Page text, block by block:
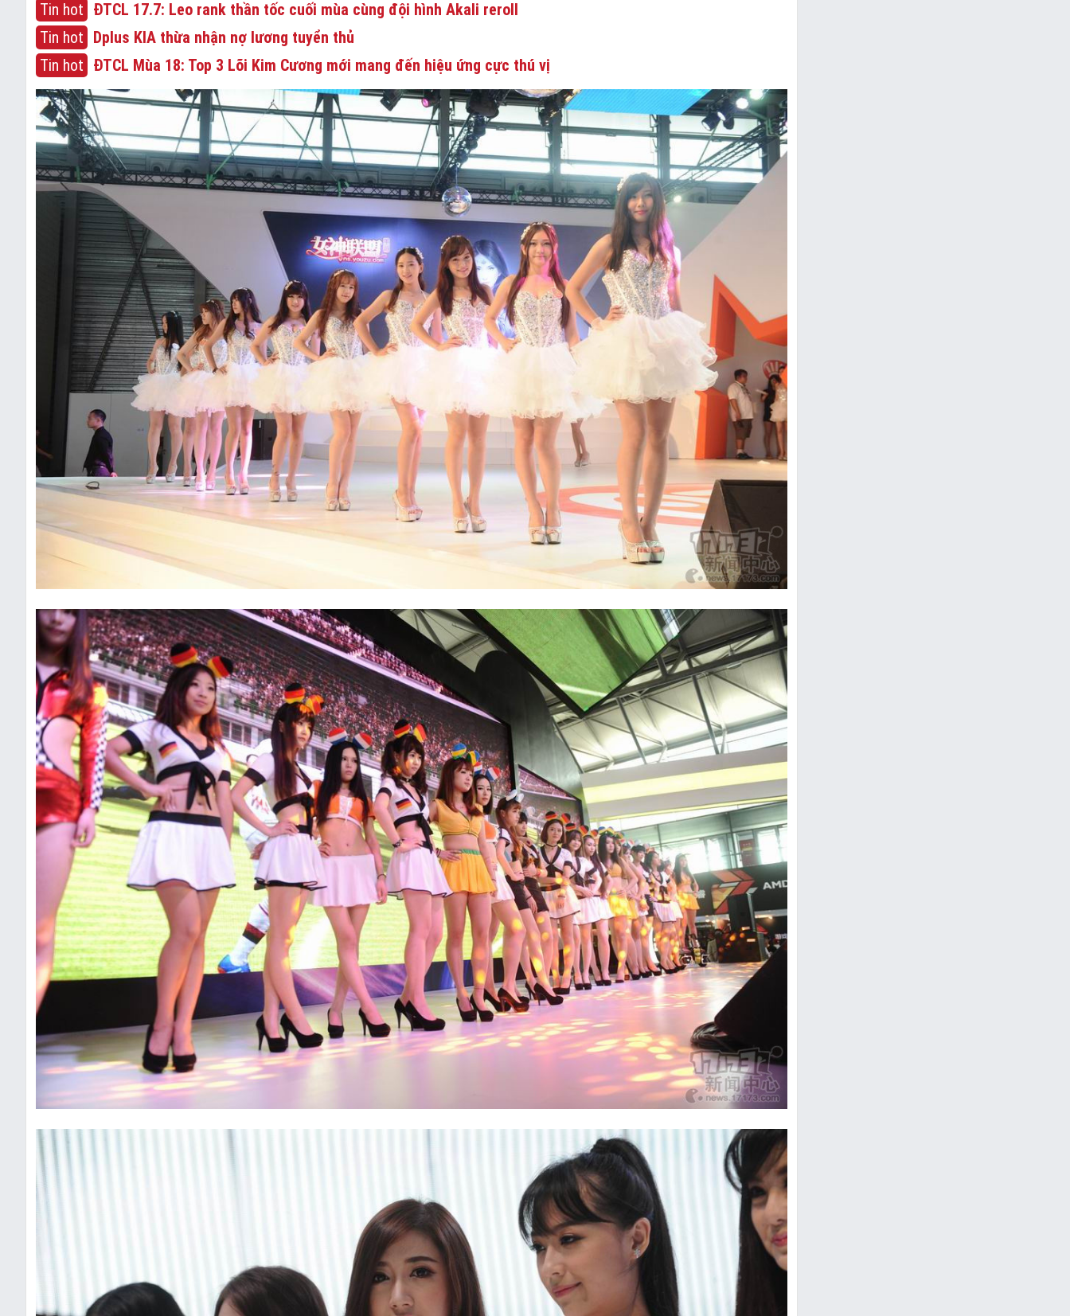
Tin hot ĐTCL 17.7: Leo rank thần tốc cuối mùa cùng đội hình Akali reroll
Tin hot Dplus KIA thừa nhận nợ lương tuyển thủ
Tin hot ĐTCL Mùa 18: Top 3 Lõi Kim Cương mới mang đến hiệu ứng cực thú vị